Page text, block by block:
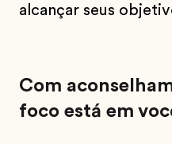
alcançar seus
Com
foco está em